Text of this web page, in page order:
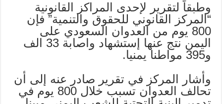
وطبقاً لتقرير لإحدى المراكز القانونية
“المركز القانوني للحقوق والتنمية” فإن
800 يوم من العدوان السعودي على
اليمن نتج عنها إستشهاد واصابة 33 الف
و395 مواطنا يمنيا.
وأشار المركز في تقرير صادر عنه إلى أن
تحالف العدوان تسبب خلال 800 يوم في